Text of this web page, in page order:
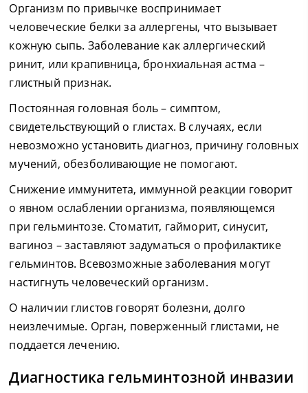
Организм по привычке воспринимает
человеческие белки за аллергены, что вызывает
кожную сыпь. Заболевание как аллергический
ринит, или крапивница, бронхиальная астма –
глистный признак.
Постоянная головная боль – симптом,
свидетельствующий о глистах. В случаях, если
невозможно установить диагноз, причину головных
мучений, обезболивающие не помогают.
Снижение иммунитета, иммунной реакции говорит
о явном ослаблении организма, появляющемся
при гельминтозе. Стоматит, гайморит, синусит,
вагиноз – заставляют задуматься о профилактике
гельминтов. Всевозможные заболевания могут
настигнуть человеческий организм.
О наличии глистов говорят болезни, долго
неизлечимые. Орган, поверженный глистами, не
поддается лечению.
Диагностика гельминтозной инвазии